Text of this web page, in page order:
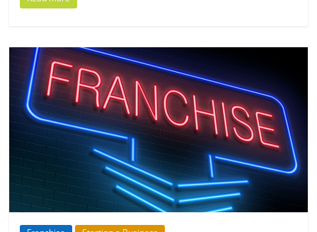
ไชส์,
ที่
ปรึกษา
แฟ
รน